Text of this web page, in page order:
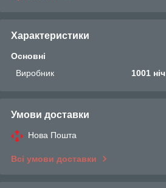
Характеристики
Основні
Виробник
1001 ніч
Умови доставки
Нова Пошта
Всі умови доставки